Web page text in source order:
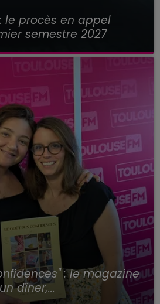
le procès en appel
semestre 2027
: le magazine
dîner,...